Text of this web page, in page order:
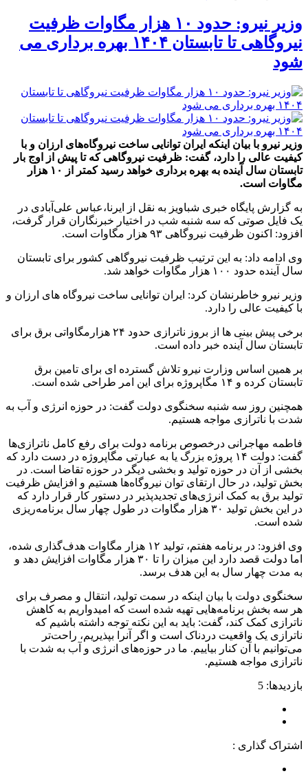
وزیر نیرو: حدود ۱۰ هزار مگاوات ظرفیت
نیروگاهی تا تابستان ۱۴۰۴ بهره برداری می
شود
وزیر نیرو با بیان اینکه ایران توانایی ساخت نیروگاه‌های ارزان و با
کیفیت عالی را دارد، گفت: ظرفیت نیروگاهی که تا پیش از اوج بار
تابستان سال آینده به بهره برداری خواهد رسید کمتر از ۱۰ هزار
مگاوات است.
به گزارش پایگاه خبری شباویز به نقل از ایرنا،عباس علی‌آبادی در
یک فایل صوتی که سه شنبه شب در اختیار خبرنگاران قرار گرفت،
افزود: اکنون ظرفیت نیروگاهی ۹۳ هزار مگاوات است.
وی ادامه داد: به این ترتیب ظرفیت نیروگاهی کشور برای تابستان
سال آینده حدود ۱۰۰ هزار مگاوات خواهد شد.
وزیر نیرو خاطرنشان کرد: ایران توانایی ساخت نیروگاه های ارزان و
با کیفیت عالی را دارد.
برخی پیش بینی ها از بروز ناترازی حدود ۲۴ هزارمگاواتی برق برای
تابستان سال آینده خبر داده است.
بر همین اساس وزارت نیرو تلاش گسترده ای برای تامین برق
تابستان کرده و ۱۴ مگاپروژه برای این امر طراحی شده است.
همچنین روز سه شنبه سخنگوی دولت گفت: در حوزه انرژی و آب به
شدت با ناترازی مواجه‌ هستیم.
فاطمه مهاجرانی درخصوص برنامه دولت برای رفع کامل ناترازی‌ها
گفت: دولت ۱۴ پروژه بزرگ یا به عبارتی مگاپروژه در دست دارد که
بخشی از آن در حوزه تولید و بخشی دیگر در حوزه تقاضا است. در
بخش تولید، در حال ارتقای توان نیروگاه‌ها هستیم و افزایش ظرفیت
تولید برق به کمک انرژی‌های تجدیدپذیر در دستور کار قرار دارد که
در این بخش تولید ۳۰ هزار مگاوات در طول چهار سال برنامه‌ریزی
شده است.
وی افزود: در برنامه هفتم، تولید ۱۲ هزار مگاوات هدف‌گذاری شده،
اما دولت قصد دارد این میزان را تا ۳۰ هزار مگاوات افزایش دهد و
به مدت چهار سال به این هدف برسد.
سخنگوی دولت با بیان اینکه در سمت تولید، انتقال و مصرف برای
هر سه بخش برنامه‌هایی تهیه شده است که امیدواریم به کاهش
ناترازی کمک کند، گفت: باید به این نکته توجه داشته باشیم که
ناترازی یک واقعیت دردناک است و اگر آنرا بپذیریم، راحت‌تر
می‌توانیم با آن کنار بیاییم. ما در حوزه‌های انرژی و آب به شدت با
ناترازی مواجه هستیم.
بازدیدها: 5
اشتراک گذاری :